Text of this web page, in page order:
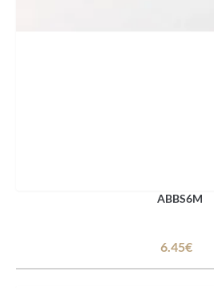
ABBS6M
6.45€